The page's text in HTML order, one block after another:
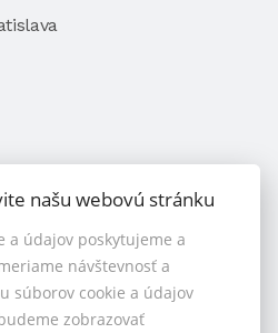
našu webovú stránku
a údajov poskytujeme a
návštevnosť a
súborov cookie a údajov
zobrazovať